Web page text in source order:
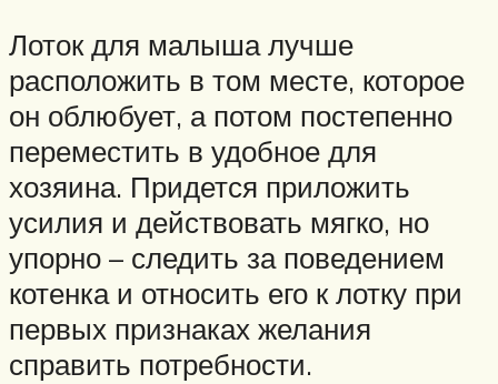
Лоток для малыша лучше
расположить в том месте, которое
он облюбует, а потом постепенно
переместить в удобное для
хозяина. Придется приложить
усилия и действовать мягко, но
упорно – следить за поведением
котенка и относить его к лотку при
первых признаках желания
справить потребности.